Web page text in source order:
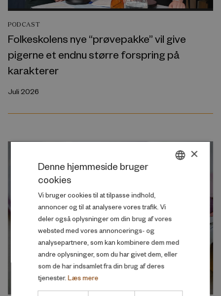
PODCAST
Folkeskolens nye “prøvepakke” vil give
pigerne et endnu større forspring på
karakterer
Juli 2026
×
Denne hjemmeside bruger
cookies
Vi bruger cookies til at tilpasse indhold,
annoncer og til at analysere vores trafik. Vi
deler også oplysninger om din brug af vores
websted med vores annoncerings- og
analysepartnere, som kan kombinere dem med
andre oplysninger, som du har givet dem, eller
som de har indsamlet fra din brug af deres
tjenester. Læs mere